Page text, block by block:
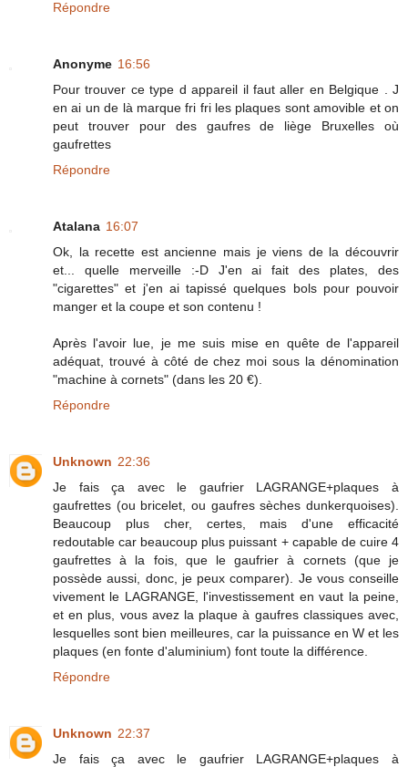
Répondre
Anonyme 16:56
Pour trouver ce type d appareil il faut aller en Belgique . J
en ai un de là marque fri fri les plaques sont amovible et on
peut trouver pour des gaufres de liège Bruxelles où
gaufrettes
Répondre
Atalana 16:07
Ok, la recette est ancienne mais je viens de la découvrir
et... quelle merveille :-D J'en ai fait des plates, des
"cigarettes" et j'en ai tapissé quelques bols pour pouvoir
manger et la coupe et son contenu !
Après l'avoir lue, je me suis mise en quête de l'appareil
adéquat, trouvé à côté de chez moi sous la dénomination
"machine à cornets" (dans les 20 €).
Répondre
Unknown 22:36
Je fais ça avec le gaufrier LAGRANGE+plaques à
gaufrettes (ou bricelet, ou gaufres sèches dunkerquoises).
Beaucoup plus cher, certes, mais d'une efficacité
redoutable car beaucoup plus puissant + capable de cuire 4
gaufrettes à la fois, que le gaufrier à cornets (que je
possède aussi, donc, je peux comparer). Je vous conseille
vivement le LAGRANGE, l'investissement en vaut la peine,
et en plus, vous avez la plaque à gaufres classiques avec,
lesquelles sont bien meilleures, car la puissance en W et les
plaques (en fonte d'aluminium) font toute la différence.
Répondre
Unknown 22:37
Je fais ça avec le gaufrier LAGRANGE+plaques à